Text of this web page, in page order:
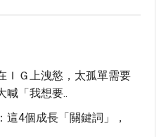
ＩＧ上洩慾，太孤單需要
喊「我想要..
4個成長「關鍵詞」，